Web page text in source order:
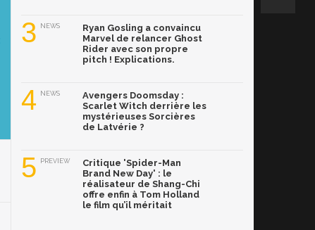
3 NEWS
Ryan Gosling a convaincu
Marvel de relancer Ghost
Rider avec son propre
pitch ! Explications.
4 NEWS
Avengers Doomsday :
Scarlet Witch derrière les
mystérieuses Sorcières
de Latvérie ?
5 PREVIEW
Critique 'Spider-Man
Brand New Day' : le
réalisateur de Shang-Chi
offre enfin à Tom Holland
le film qu’il méritait